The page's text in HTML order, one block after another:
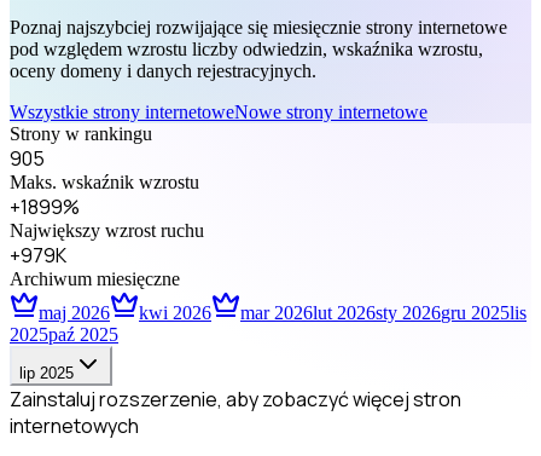
Poznaj najszybciej rozwijające się miesięcznie strony internetowe
pod względem wzrostu liczby odwiedzin, wskaźnika wzrostu,
oceny domeny i danych rejestracyjnych.
Wszystkie strony internetoweNowe strony internetowe
Strony w rankingu
905
Maks. wskaźnik wzrostu
+1899%
Największy wzrost ruchu
+979K
Archiwum miesięczne
maj 2026
kwi 2026 mar 2026lut 2026sty 2026gru 2025lis
2025paź 2025
lip 2025
Zainstaluj rozszerzenie, aby zobaczyć więcej stron
internetowych